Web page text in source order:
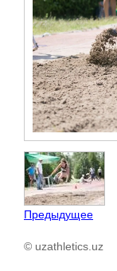
Предыдущее
© uzathletics.uz